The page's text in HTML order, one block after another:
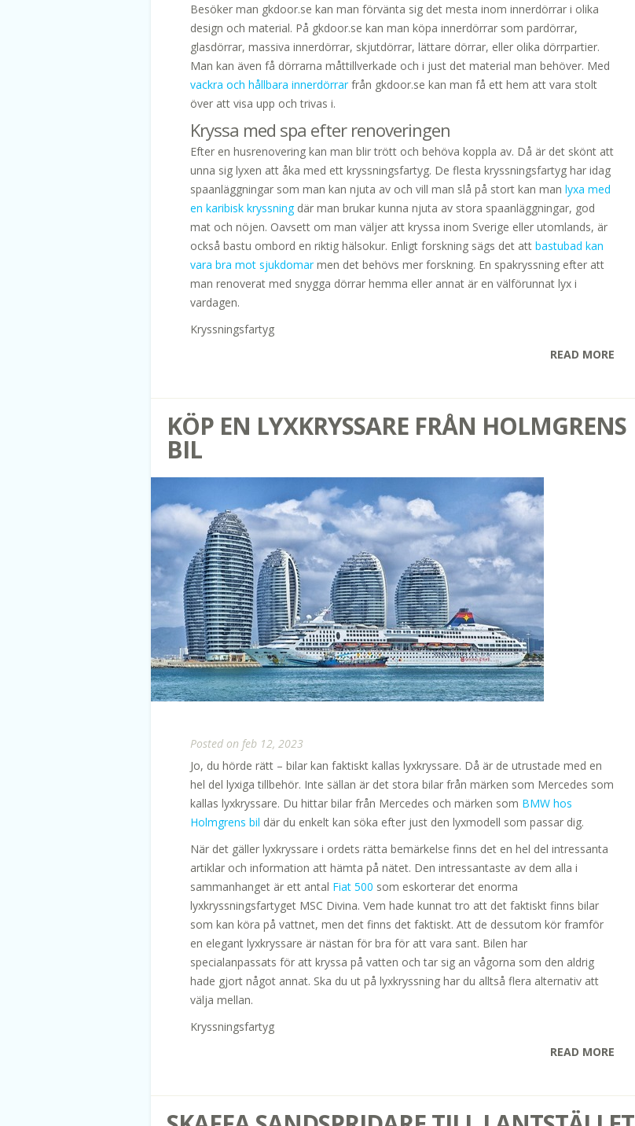
Besöker man gkdoor.se kan man förvänta sig det mesta inom innerdörrar i olika
design och material. På gkdoor.se kan man köpa innerdörrar som pardörrar,
glasdörrar, massiva innerdörrar, skjutdörrar, lättare dörrar, eller olika dörrpartier.
Man kan även få dörrarna måttillverkade och i just det material man behöver. Med
vackra och hållbara innerdörrarfrån gkdoor.se kan man få ett hem att vara stolt
över att visa upp och trivas i.
Kryssa med spa efter renoveringen
Efter en husrenovering kan man blir trött och behöva koppla av. Då är det skönt att
unna sig lyxen att åka med ett kryssningsfartyg. De flesta kryssningsfartyg har idag
spaanläggningar som man kan njuta av och vill man slå på stort kan man lyxa med
en karibisk kryssningdär man brukar kunna njuta av stora spaanläggningar, god
mat och nöjen. Oavsett om man väljer att kryssa inom Sverige eller utomlands, är
också bastu ombord en riktig hälsokur. Enligt forskning sägs det att bastubad kan
vara bra mot sjukdomarmen det behövs mer forskning. En spakryssning efter att
man renoverat med snygga dörrar hemma eller annat är en välförunnat lyx i
vardagen.
Kryssningsfartyg
READ MORE
KÖP EN LYXKRYSSARE FRÅN HOLMGRENS
BIL
Posted on feb 12, 2023
Jo, du hörde rätt – bilar kan faktiskt kallas lyxkryssare. Då är de utrustade med en
hel del lyxiga tillbehör. Inte sällan är det stora bilar från märken som Mercedes som
kallas lyxkryssare. Du hittar bilar från Mercedes och märken som BMW hos
Holmgrens bil där du enkelt kan söka efter just den lyxmodell som passar dig.
När det gäller lyxkryssare i ordets rätta bemärkelse finns det en hel del intressanta
artiklar och information att hämta på nätet. Den intressantaste av dem alla i
sammanhanget är ett antal Fiat 500 som eskorterar det enorma
lyxkryssningsfartyget MSC Divina. Vem hade kunnat tro att det faktiskt finns bilar
som kan köra på vattnet, men det finns det faktiskt. Att de dessutom kör framför
en elegant lyxkryssare är nästan för bra för att vara sant. Bilen har
specialanpassats för att kryssa på vatten och tar sig an vågorna som den aldrig
hade gjort något annat. Ska du ut på lyxkryssning har du alltså flera alternativ att
välja mellan.
Kryssningsfartyg
READ MORE